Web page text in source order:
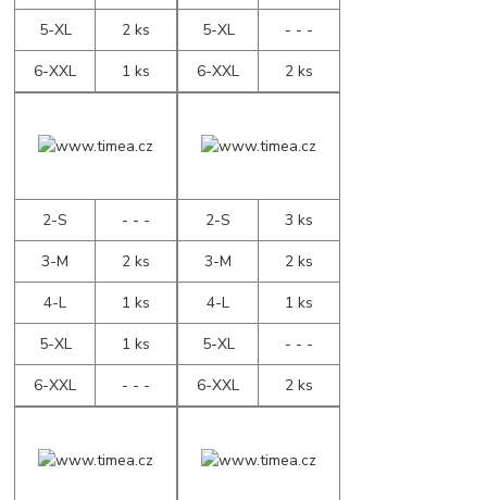
5-XL
2 ks
6-XXL
1 ks
5-XL
- - -
6-XXL
2 ks
2-S
- - -
3-M
2 ks
4-L
1 ks
5-XL
1 ks
6-XXL
- - -
2-S
3 ks
3-M
2 ks
4-L
1 ks
5-XL
- - -
6-XXL
2 ks